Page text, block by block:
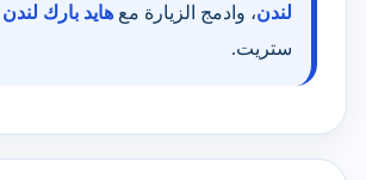
لندن، وادمج الزيارة مع هايد بارك لندن
ستريت.